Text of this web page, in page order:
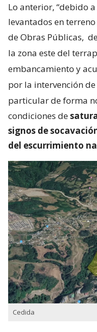
Lo anterior, “debido
levantados en
de Obras Públicas,
la zona este del
embancamiento y
por la intervención
particular de forma
condiciones de
signos de
del escurrimiento
Cedida